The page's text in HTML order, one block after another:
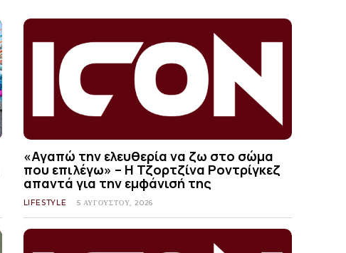
«Αγαπώ την ελευθερία να ζω στο σώμα
που επιλέγω» – Η Τζορτζίνα Ροντρίγκεζ
απαντά για την εμφάνισή της
LIFESTYLE 5 ΑΥΓΟΎΣΤΟΥ, 2026